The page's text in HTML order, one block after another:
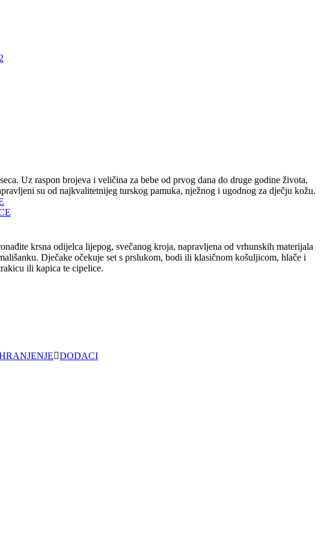
Uz raspon brojeva i veličina za bebe od prvog dana do druge godine života,
su od najkvalitetnijeg turskog pamuka, nježnog i ugodnog za dječju kožu.
krsna odijelca lijepog, svečanog kroja, napravljena od vrhunskih materijala
Dječake očekuje set s prslukom, bodi ili klasičnom košuljicom, hlače i
ili kapica te cipelice.
DODACI